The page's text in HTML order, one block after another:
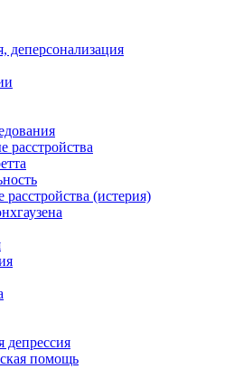
деперсонализация
расстройства
расстройства (истерия)
депрессия
помощь